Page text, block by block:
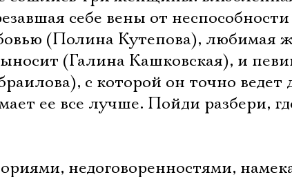
себе вены от неспособности
(Полина Кутепова), любимая
(Галина Кашковская), и
с которой он точно ведет
ее все лучше. Пойди разбери,
недоговоренностями,